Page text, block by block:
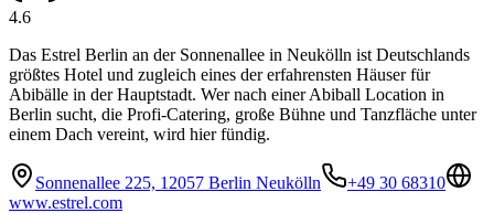
4.6
Das Estrel Berlin an der Sonnenallee in Neukölln ist Deutschlands
größtes Hotel und zugleich eines der erfahrensten Häuser für
Abibälle in der Hauptstadt. Wer nach einer Abiball Location in
Berlin sucht, die Profi-Catering, große Bühne und Tanzfläche unter
einem Dach vereint, wird hier fündig.
Sonnenallee 225, 12057 Berlin Neukölln
+49 30 68310
www.estrel.com